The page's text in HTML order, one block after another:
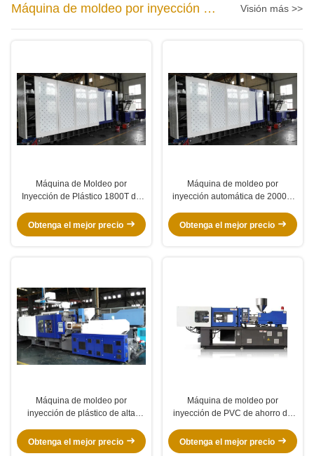
Máquina de moldeo por inyección de
plástico
Visión más >>
Máquina de Moldeo por
Inyección de Plástico 1800T de
Energía para Contenedores de
Basura
Obtenga el mejor precio
Máquina de moldeo por
inyección automática de 2000T,
inyección industrial
Obtenga el mejor precio
Máquina de moldeo por
inyección de plástico de alta
paredes delgadas estable
Obtenga el mejor precio
Máquina de moldeo por
inyección de PVC de ahorro de
inyección horizontal
Obtenga el mejor precio